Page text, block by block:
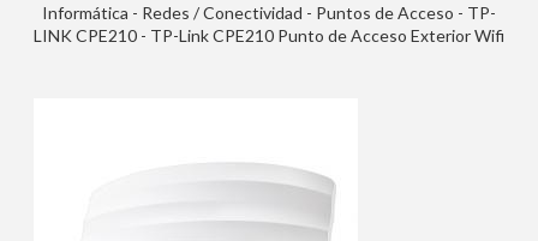
Informática - Redes / Conectividad - Puntos de Acceso - TP-
LINK CPE210 - TP-Link CPE210 Punto de Acceso Exterior Wifi